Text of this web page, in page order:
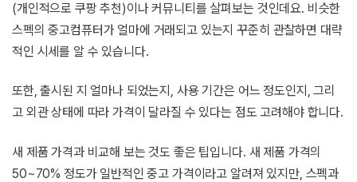
(개인적으로 쿠팡 추천)이나 커뮤니티를 살펴보는 것인데요. 비슷한
스펙의 중고컴퓨터가 얼마에 거래되고 있는지 꾸준히 관찰하면 대략
적인 시세를 알 수 있습니다.
또한, 출시된 지 얼마나 되었는지, 사용 기간은 어느 정도인지, 그리
고 외관 상태에 따라 가격이 달라질 수 있다는 점도 고려해야 합니다.
새 제품 가격과 비교해 보는 것도 좋은 팁입니다. 새 제품 가격의
50~70% 정도가 일반적인 중고 가격이라고 알려져 있지만, 스펙과